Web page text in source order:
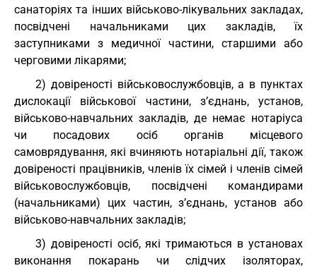
санаторіях та інших військово-лікувальних закладах,
посвідчені начальниками цих закладів, їх
заступниками з медичної частини, старшими або
черговими лікарями;
2) довіреності військовослужбовців, а в пунктах
дислокації військової частини, з’єднань, установ,
військово-навчальних закладів, де немає нотаріуса
чи посадових осіб органів місцевого
самоврядування, які вчиняють нотаріальні дії, також
довіреності працівників, членів їх сімей і членів сімей
військовослужбовців, посвідчені командирами
(начальниками) цих частин, з’єднань, установ або
військово-навчальних закладів;
3) довіреності осіб, які тримаються в установах
виконання покарань чи слідчих ізоляторах,